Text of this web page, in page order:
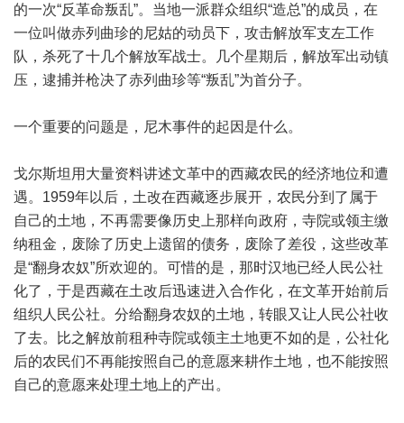
的一次“反革命叛乱”。当地一派群众组织“造总”的成员，在
一位叫做赤列曲珍的尼姑的动员下，攻击解放军支左工作
队，杀死了十几个解放军战士。几个星期后，解放军出动镇
压，逮捕并枪决了赤列曲珍等“叛乱”为首分子。
一个重要的问题是，尼木事件的起因是什么。
戈尔斯坦用大量资料讲述文革中的西藏农民的经济地位和遭
遇。1959年以后，土改在西藏逐步展开，农民分到了属于
自己的土地，不再需要像历史上那样向政府，寺院或领主缴
纳租金，废除了历史上遗留的债务，废除了差役，这些改革
是“翻身农奴”所欢迎的。可惜的是，那时汉地已经人民公社
化了，于是西藏在土改后迅速进入合作化，在文革开始前后
组织人民公社。分给翻身农奴的土地，转眼又让人民公社收
了去。比之解放前租种寺院或领主土地更不如的是，公社化
后的农民们不再能按照自己的意愿来耕作土地，也不能按照
自己的意愿来处理土地上的产出。